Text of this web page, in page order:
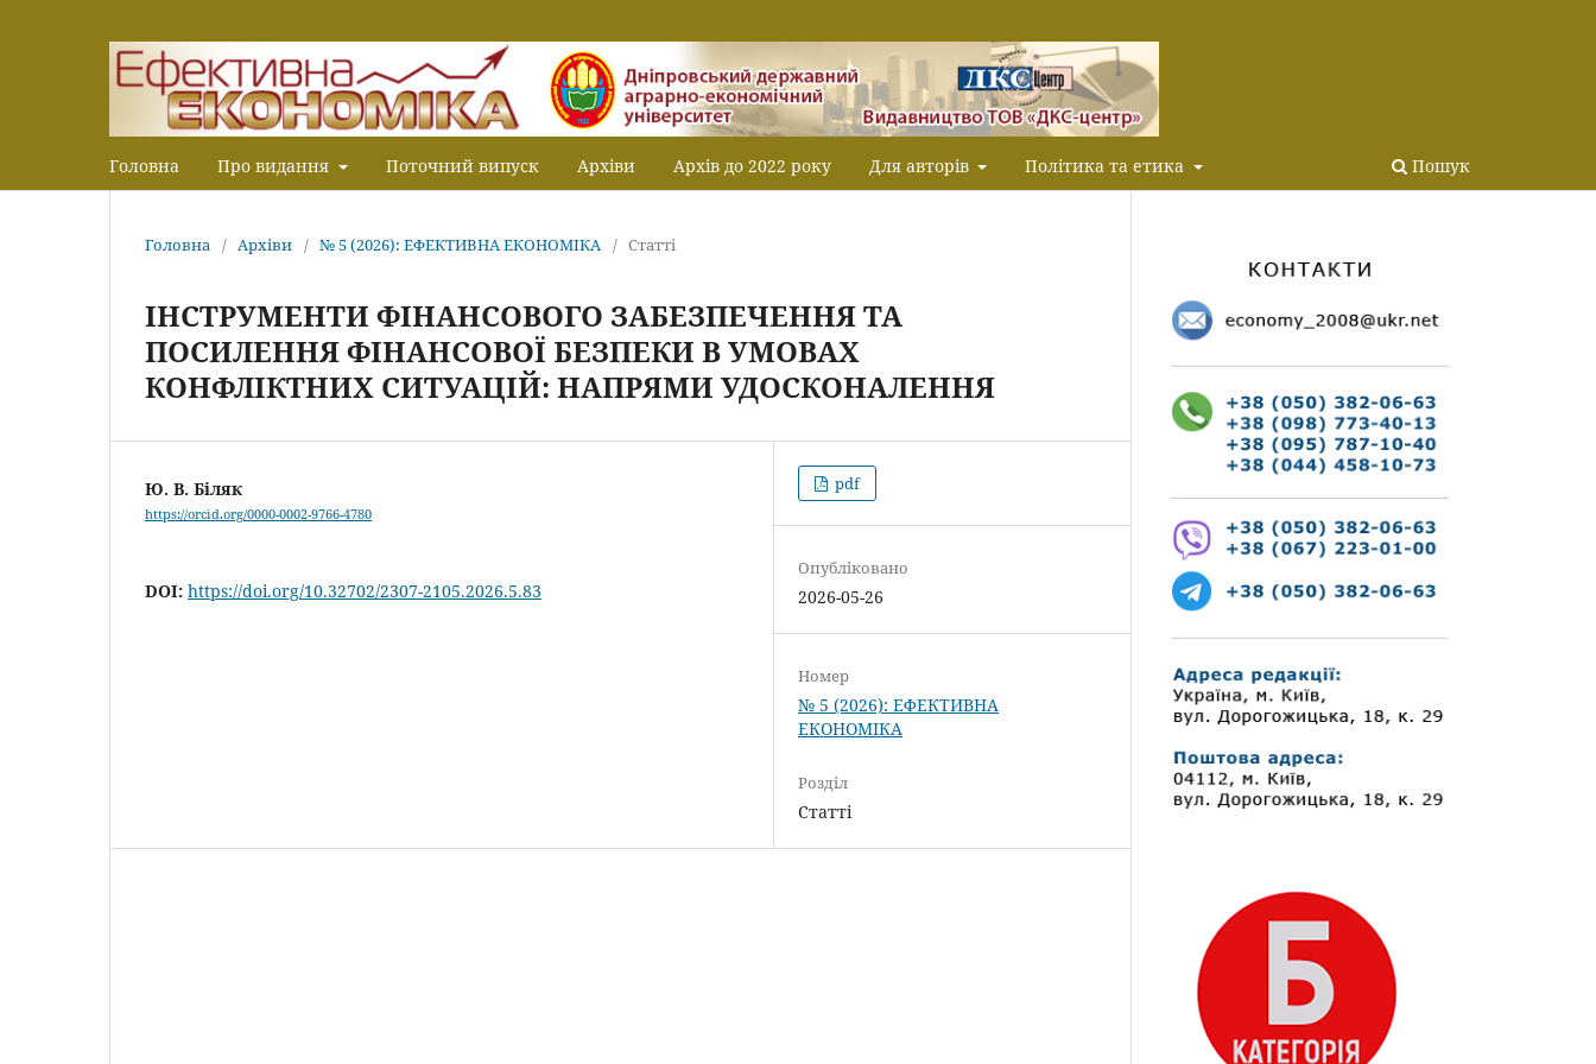
Головна Про видання Поточний випуск Архіви Архів до 2022 року Для авторів Політика та етика Пошук
Головна / Архіви / № 5 (2026): ЕФЕКТИВНА ЕКОНОМІКА / Статті
ІНСТРУМЕНТИ ФІНАНСОВОГО ЗАБЕЗПЕЧЕННЯ ТА
ПОСИЛЕННЯ ФІНАНСОВОЇ БЕЗПЕКИ В УМОВАХ
КОНФЛІКТНИХ СИТУАЦІЙ: НАПРЯМИ УДОСКОНАЛЕННЯ
Ю. В. Біляк
https://orcid.org/0000-0002-9766-4780
DOI: https://doi.org/10.32702/2307-2105.2026.5.83
pdf
Опубліковано
2026-05-26
Номер
№ 5 (2026): ЕФЕКТИВНА
ЕКОНОМІКА
Розділ
Статті